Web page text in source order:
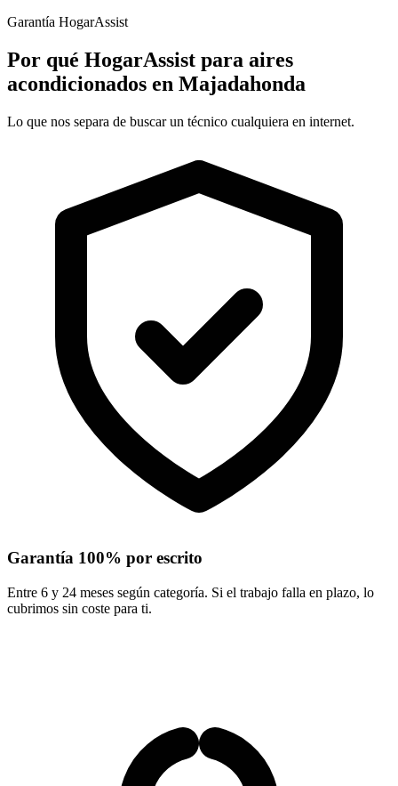
Garantía HogarAssist
Por qué HogarAssist para aires
acondicionados en Majadahonda
Lo que nos separa de buscar un técnico cualquiera en internet.
Garantía 100% por escrito
Entre 6 y 24 meses según categoría. Si el trabajo falla en plazo, lo
cubrimos sin coste para ti.